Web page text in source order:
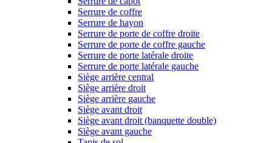
Serrure de coffre
Serrure de hayon
Serrure de porte de coffre droite
Serrure de porte de coffre gauche
Serrure de porte latérale droite
Serrure de porte latérale gauche
Siège arrière central
Siège arrière droit
Siège arrière gauche
Siège avant droit
Siège avant droit (banquette double)
Siège avant gauche